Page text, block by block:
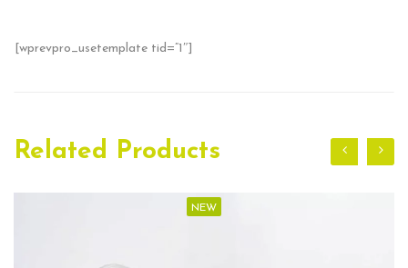
[wprevpro_usetemplate tid=”1″]
Related Products
NEW